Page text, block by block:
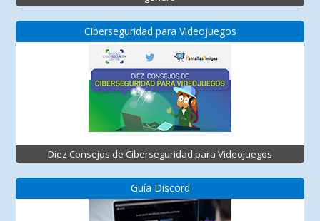
Ciberseguridad para Videojuegos
Diez Consejos de Ciberseguridad para Videojuegos
Guía Discord